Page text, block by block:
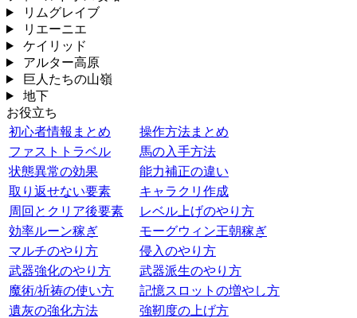
リムグレイブ
リエーニエ
ケイリッド
アルター高原
巨人たちの山嶺
地下
お役立ち
初心者情報まとめ
操作方法まとめ
ファストトラベル
馬の入手方法
状態異常の効果
能力補正の違い
取り返せない要素
キャラクリ作成
周回とクリア後要素
レベル上げのやり方
効率ルーン稼ぎ
モーグウィン王朝稼ぎ
マルチのやり方
侵入のやり方
武器強化のやり方
武器派生のやり方
魔術/祈祷の使い方
記憶スロットの増やし方
遺灰の強化方法
強靭度の上げ方